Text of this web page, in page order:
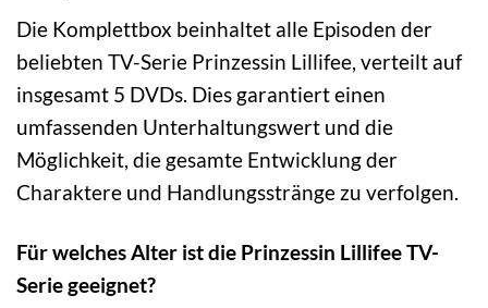
Die Komplettbox beinhaltet alle Episoden der
beliebten TV-Serie Prinzessin Lillifee, verteilt auf
insgesamt 5 DVDs. Dies garantiert einen
umfassenden Unterhaltungswert und die
Möglichkeit, die gesamte Entwicklung der
Charaktere und Handlungsstränge zu verfolgen.
Für welches Alter ist die Prinzessin Lillifee TV-
Serie geeignet?